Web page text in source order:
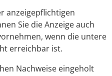
anzeigepflichtigen
Sie die Anzeige auch
wenn die untere
erreichbar ist.
Nachweise eingeholt